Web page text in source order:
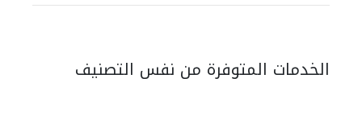
الخدمات المتوفرة من نفس التصنيف